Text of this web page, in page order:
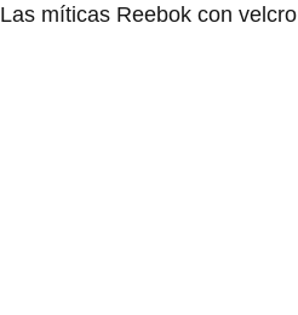
Las míticas Reebok con velcro